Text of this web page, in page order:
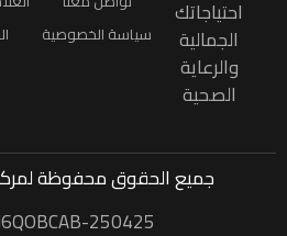
احتياجاتك
الجمالية
والرعاية
الصحية
سياسة الخصوصية
جميع الحقوق محفوظة
250425